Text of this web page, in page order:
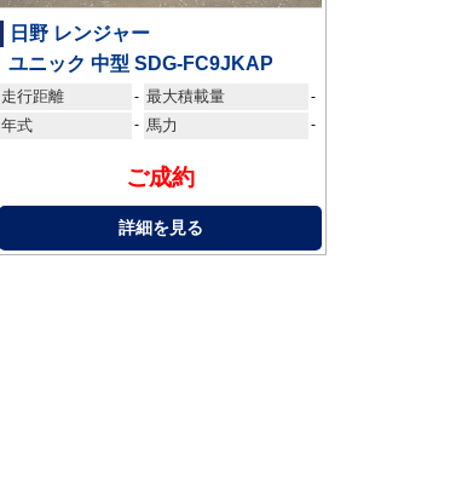
日野 レンジャー
ユニック 中型 SDG-FC9JKAP
走行距離 - 最大積載量 -
年式 - 馬力 -
ご成約
詳細を見る